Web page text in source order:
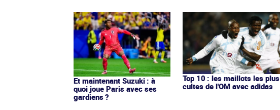
Et maintenant Suzuki : à
quoi joue Paris avec ses
gardiens ?
Top 10 : les maillots les plus
cultes de l'OM avec adidas